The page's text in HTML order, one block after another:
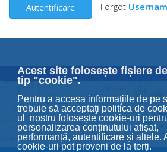
Acest site folosește fișiere de
tip "cookie".
Pentru a accesa informaţiile de pe
trebuie să acceptaţi politica de
ul nostru folosește cookie-uri
personalizarea conținutului afișat,
performanță, autentificare și altele.
cookie-uri pot proveni de la terți.
Autentificare Forgot